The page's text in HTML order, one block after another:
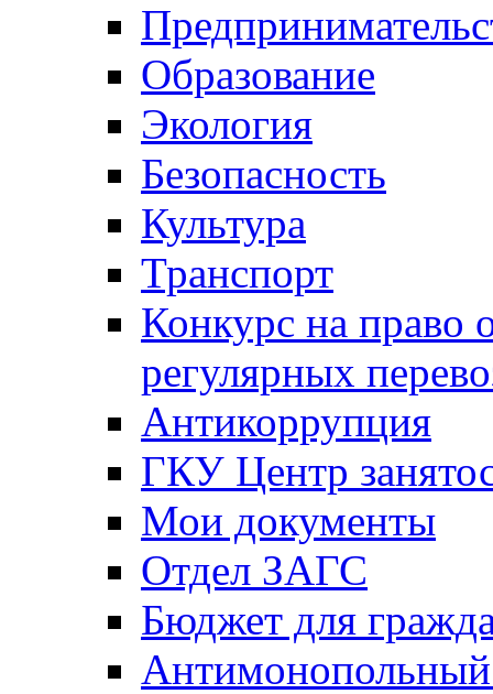
Образование
Экология
Безопасность
Культура
Транспорт
Конкурс на право
регулярных
Антикоррупция
ГКУ Центр
Мои документы
Отдел ЗАГС
Бюджет для
Антимонопольный